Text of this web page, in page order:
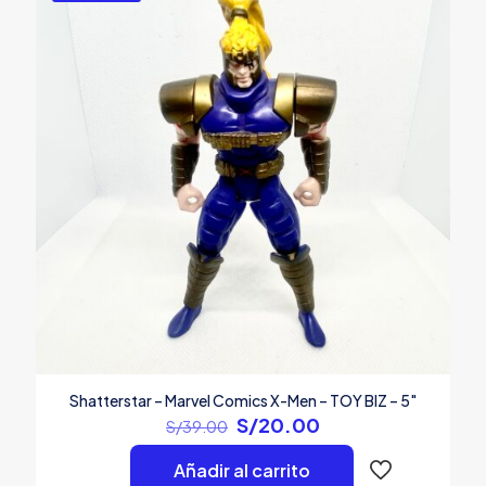
Guarda mi nombre, correo electrónico y web en este
navegador para la próxima vez que comente.
Shatterstar – Marvel Comics X-Men – TOY BIZ – 5″
S/39.00 El
precio
original
S/20.00
precio
actual
Añadir al carrito